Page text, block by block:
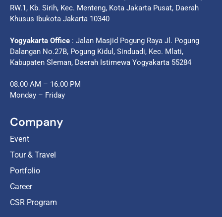
RW.1, Kb. Sirih, Kec. Menteng, Kota Jakarta Pusat, Daerah
Khusus Ibukota Jakarta 10340
Yogyakarta Office : Jalan Masjid Pogung Raya Jl. Pogung
Dalangan No.27B, Pogung Kidul, Sinduadi, Kec. Mlati,
Kabupaten Sleman, Daerah Istimewa Yogyakarta 55284
08.00 AM – 16.00 PM
Monday – Friday
Company
Event
Tour & Travel
Portfolio
Career
CSR Program